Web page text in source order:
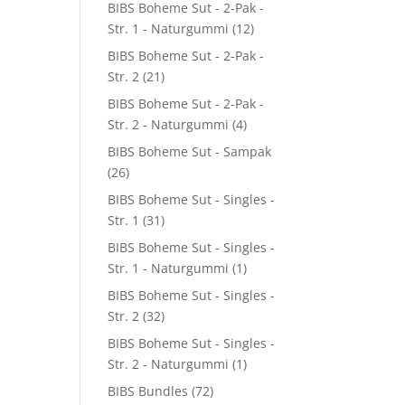
BIBS Boheme Sut - 2-Pak -
Str. 1 - Naturgummi (12)
BIBS Boheme Sut - 2-Pak -
Str. 2 (21)
BIBS Boheme Sut - 2-Pak -
Str. 2 - Naturgummi (4)
BIBS Boheme Sut - Sampak
(26)
BIBS Boheme Sut - Singles -
Str. 1 (31)
BIBS Boheme Sut - Singles -
Str. 1 - Naturgummi (1)
BIBS Boheme Sut - Singles -
Str. 2 (32)
BIBS Boheme Sut - Singles -
Str. 2 - Naturgummi (1)
BIBS Bundles (72)